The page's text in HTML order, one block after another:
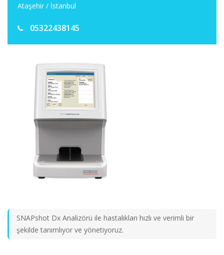
Ataşehir / İstanbul
05322438145
SNAPshot Dx Analizörü ile hastalıkları hızlı ve verimli bir
şekilde tanımlıyor ve yönetiyoruz.